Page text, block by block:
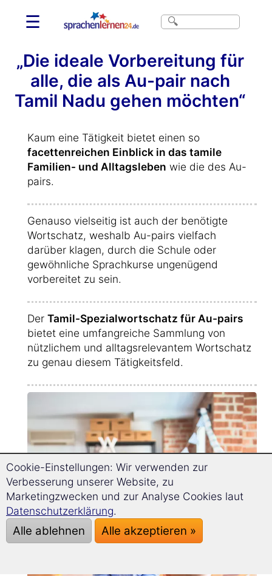
☰
„Die ideale Vorbereitung für
alle, die als Au-pair nach
Tamil Nadu gehen möchten“
Kaum eine Tätigkeit bietet einen so
facettenreichen Einblick in das tamile
Familien- und Alltagsleben wie die des Au-
pairs.
Genauso vielseitig ist auch der benötigte
Wortschatz, weshalb Au-pairs vielfach
darüber klagen, durch die Schule oder
gewöhnliche Sprachkurse ungenügend
vorbereitet zu sein.
Der Tamil-Spezialwortschatz für Au-pairs
bietet eine umfangreiche Sammlung von
nützlichem und alltagsrelevantem Wortschatz
zu genau diesem Tätigkeitsfeld.
Cookie-Einstellungen: Wir verwenden zur
Verbesserung unserer Website, zu
Marketingzwecken und zur Analyse Cookies laut
Datenschutzerklärung.
Alle ablehnen Alle akzeptieren »